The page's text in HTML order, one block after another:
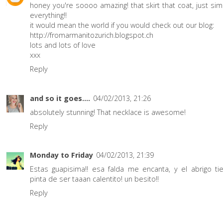
honey you're soooo amazing! that skirt that coat, just
everything!!
it would mean the world if you would check out our blog:
http://fromarmanitozurich.blogspot.ch
lots and lots of love
xxx
Reply
and so it goes.... 04/02/2013, 21:26
absolutely stunning! That necklace is awesome!
Reply
Monday to Friday 04/02/2013, 21:39
Estas guapisima!! esa falda me encanta, y el abrigo
pinta de ser taaan calentito! un besito!!
Reply